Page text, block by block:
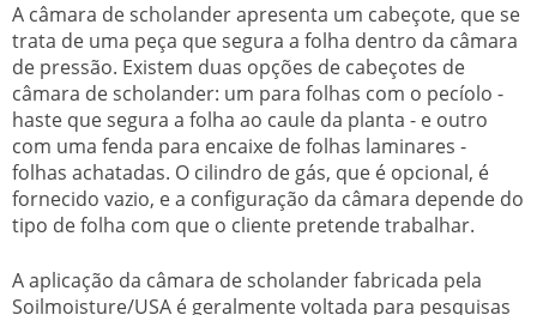
A câmara de scholanderapresenta um cabeçote, que se
trata de uma peça que segura a folha dentro da câmara
de pressão. Existem duas opções de cabeçotes de
câmara de scholander: um para folhas com o pecíolo -
haste que segura a folha ao caule da planta - e outro
com uma fenda para encaixe de folhas laminares -
folhas achatadas. O cilindro de gás, que é opcional, é
fornecido vazio, e a configuração da câmara depende do
tipo de folha com que o cliente pretende trabalhar.
A aplicação da câmara de scholanderfabricada pela
Soilmoisture/USA é geralmente voltada para pesquisas